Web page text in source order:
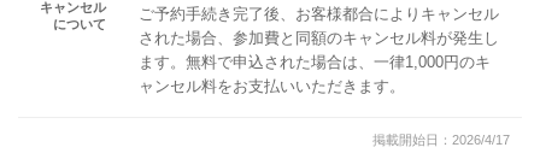
キャンセル
について
ご予約手続き完了後、お客様都合によりキャンセル
された場合、参加費と同額のキャンセル料が発生し
ます。無料で申込された場合は、一律1,000円のキ
ャンセル料をお支払いいただきます。
掲載開始日：2026/4/17